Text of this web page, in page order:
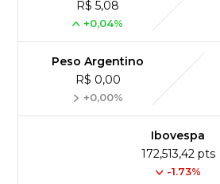
R$ 5,08
+0,04%
Peso Argentino
R$ 0,00
+0,00%
Ibovespa
172,513,42 pts
-1.73%